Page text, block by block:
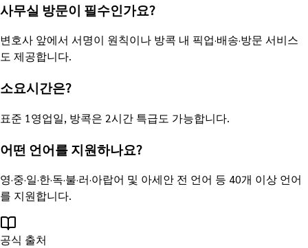
사무실 방문이 필수인가요?
변호사 앞에서 서명이 원칙이나 방콕 내 픽업·배송·방문 서비스
도 제공합니다.
소요시간은?
표준 1영업일, 방콕은 2시간 특급도 가능합니다.
어떤 언어를 지원하나요?
영·중·일·한·독·불·러·아랍어 및 아세안 전 언어 등 40개 이상 언어
를 지원합니다.
공식 출처